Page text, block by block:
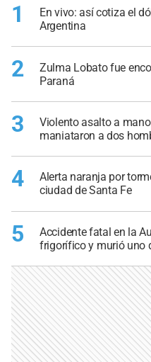
1
En vivo: así cotiza el
Argentina
2
Zulma Lobato fue
Paraná
3
Violento asalto a
maniataron a dos
4
Alerta naranja por
ciudad de Santa Fe
5
Accidente fatal en la
frigorífico y murió uno